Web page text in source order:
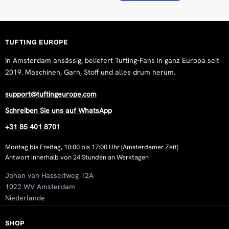
AK-1N Duo Cut & Loop Tufting Gun
Rating: 5/5
Muy buena máquina. Hasta ahora todo perfecto, estoy
Tue Sep 23 2025 16:29:12 GMT+0000 (Coordinated
Roberto
Rating: 4/5
Sun Jan 12 2025 17:59:57 GMT+0000 (Coordinated
jojo.tufting
Rating: 5/5
I love it! Amazing machine, so easy to work with <3
Fri Jan 03 2025 06:07:40 GMT+0000 (Coordinated
SHOP
TUFTING EUROPE
In Amsterdam ansässig, beliefert Tufting-Fans in ganz Europa seit
2019. Maschinen, Garn, Stoff und alles drum herum.
support@tuftingeurope.com
Schreiben Sie uns auf WhatsApp
+31 85 401 8701
Montag bis Freitag, 10:00 bis 17:00 Uhr (Amsterdamer Zeit)
Antwort innerhalb von 24 Stunden an Werktagen
Johan van Hasseltweg 12A
1022 WV Amsterdam
Niederlande